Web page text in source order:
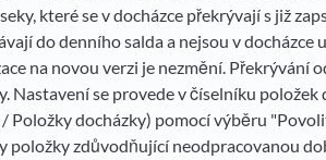
které se v docházce překrývají s již
do denního salda a nejsou v docházce
na novou verzi je nezmění. Překrývání
se provede v číselníku položek
Položky docházky) pomocí výběru
položky zdůvodňující neodpracovanou